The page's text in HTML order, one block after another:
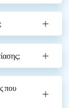
που